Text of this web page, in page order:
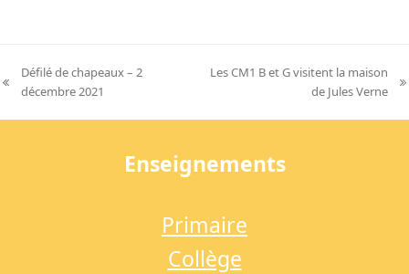
previous
Défilé de chapeaux – 2
décembre 2021
Les CM1 B et G visitent la maison
de Jules Verne
Enseignements
Primaire
Collège